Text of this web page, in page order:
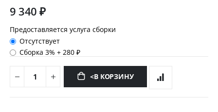
9 340 ₽
Предоставляется услуга сборки
Отсутствует
Сборка 3%+280 ₽
<В КОРЗИНУ